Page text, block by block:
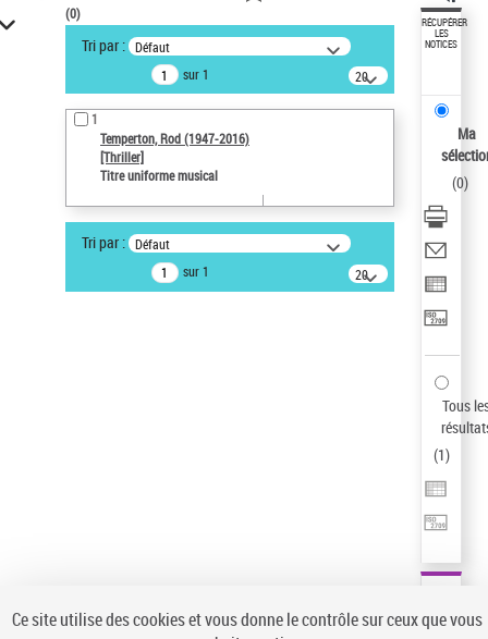
VOTRE RECHERCHE
Recherche avancée dans les
notices d’autorité
Œuvres liées à l'auteur :
Temperton, Rod (1947-2016)
Type de notice d'autorité
(0)
Tri par : Défaut
sur 1
20
résultats/page
1
Temperton, Rod (1947-2016)
[Thriller]
Titre uniforme musical
Tri par : Défaut
sur 1
20
résultats/page
RÉCUPÉRER
LES
NOTICES
Ma
(0)
Tous
(1)
Ce site utilise des cookies et vous donne le contrôle sur ceux que vous